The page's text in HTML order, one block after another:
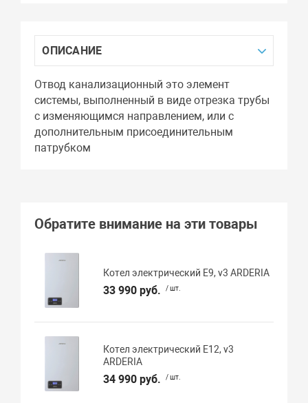
ОПИСАНИЕ
Отвод канализационный это элемент
системы, выполненный в виде отрезка трубы
с изменяющимся направлением, или с
дополнительным присоединительным
патрубком
Обратите внимание на эти товары
Котел электрический E9, v3 ARDERIA
33 990 руб. / шт.
Котел электрический E12, v3
ARDERIA
34 990 руб. / шт.